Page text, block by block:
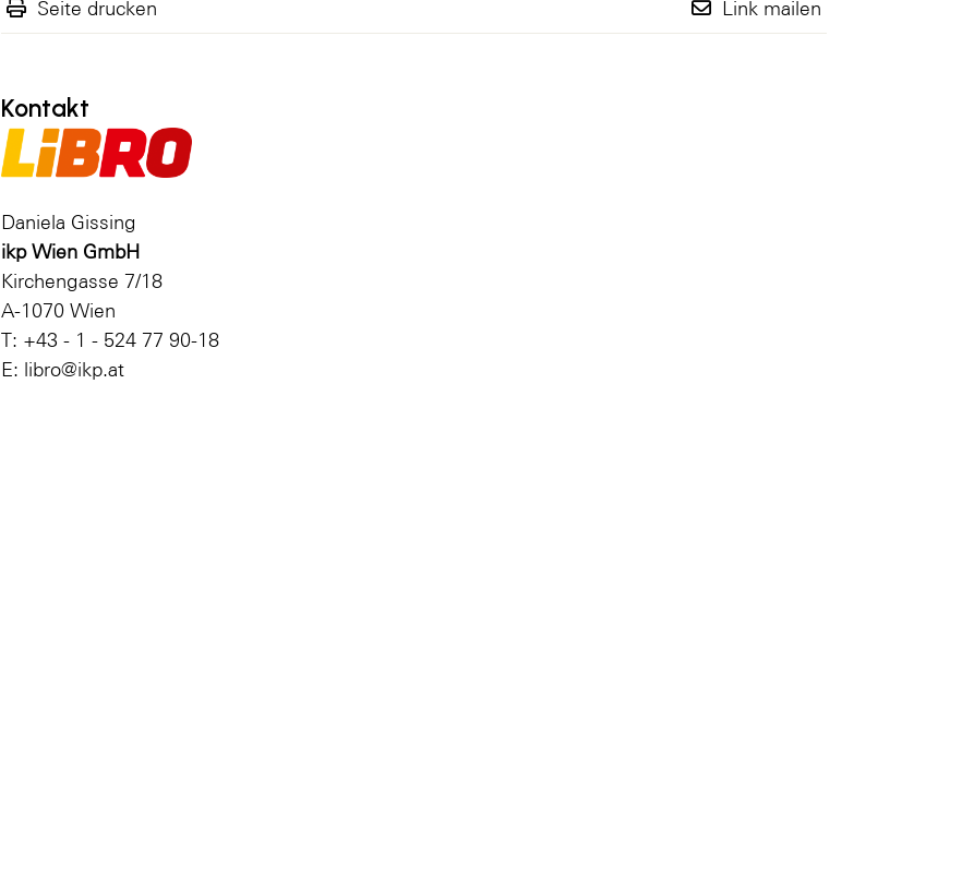
Seite drucken Link mailen
Kontakt
Daniela Gissing
ikp Wien GmbH
Kirchengasse 7/18
A-1070 Wien
T: +43 - 1 - 524 77 90-18
E: libro@ikp.at